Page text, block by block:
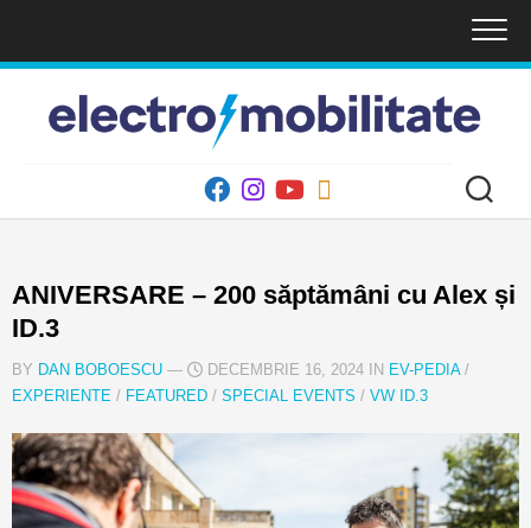
content
ANIVERSARE – 200 săptămâni cu Alex și
ID.3
BY DAN BOBOESCU — DECEMBRIE 16, 2024 IN EV-PEDIA/
EXPERIENTE / FEATURED / SPECIAL EVENTS / VW ID.3